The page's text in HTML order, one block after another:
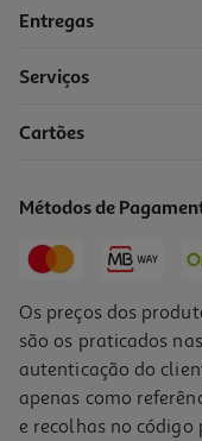
Entregas
Serviços
Cartões
Métodos de
Os preços dos
são os praticados
autenticação do
apenas como
e recolhas no